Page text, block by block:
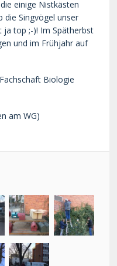
einige Nistkästen
die Singvögel unser
ja top ;-)! Im Spätherbst
und im Frühjahr auf
Biologie
am WG)